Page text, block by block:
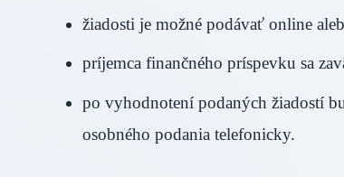
žiadosti je možné podávať online
príjemca finančného príspevku sa
po vyhodnotení podaných žiadostí
osobného podania telefonicky.